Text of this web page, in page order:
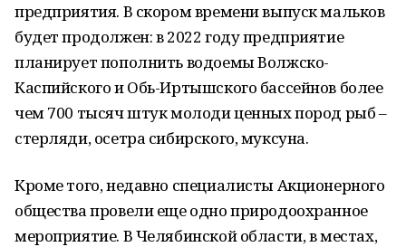
предприятия. В скором времени выпуск мальков
будет продолжен: в 2022 году предприятие
планирует пополнить водоемы Волжско-
Каспийского и Обь-Иртышского бассейнов более
чем 700 тысяч штук молоди ценных пород рыб –
стерляди, осетра сибирского, муксуна.
Кроме того, недавно специалисты Акционерного
общества провели еще одно природоохранное
мероприятие. В Челябинской области, в местах,